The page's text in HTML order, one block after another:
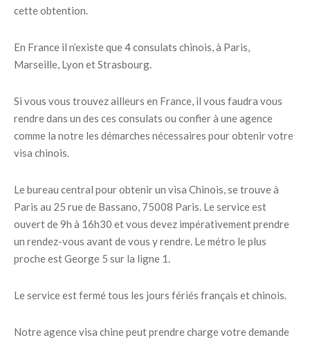
cette obtention.
En France il n’existe que 4 consulats chinois, à Paris,
Marseille, Lyon et Strasbourg.
Si vous vous trouvez ailleurs en France, il vous faudra vous
rendre dans un des ces consulats ou confier à une agence
comme la notre les démarches nécessaires pour obtenir votre
visa chinois.
Le bureau central pour obtenir un visa Chinois, se trouve à
Paris au 25 rue de Bassano, 75008 Paris. Le service est
ouvert de 9h à 16h30 et vous devez impérativement prendre
un rendez-vous avant de vous y rendre. Le métro le plus
proche est George 5 sur la ligne 1.
Le service est fermé tous les jours fériés français et chinois.
Notre agence visa chine peut prendre charge votre demande